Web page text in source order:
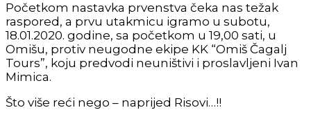
Početkom nastavka prvenstva čeka nas težak
raspored, a prvu utakmicu igramo u subotu,
18.01.2020. godine, sa početkom u 19,00 sati, u
Omišu, protiv neugodne ekipe KK “Omiš Čagalj
Tours”, koju predvodi neuništivi i proslavljeni Ivan
Mimica.
Što više reći nego – naprijed Risovi…!!